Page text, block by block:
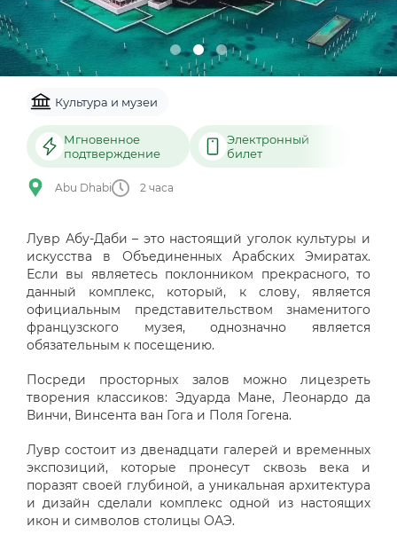
Культура и музеи
Мгновенное
подтверждение
Электронный
билет
Abu Dhabi 2 часа
Лувр Абу-Даби – это настоящий уголок культуры и
искусства в Объединенных Арабских Эмиратах.
Если вы являетесь поклонником прекрасного, то
данный комплекс, который, к слову, является
официальным представительством знаменитого
французского музея, однозначно является
обязательным к посещению.
Посреди просторных залов можно лицезреть
творения классиков: Эдуарда Мане, Леонардо да
Винчи, Винсента ван Гога и Поля Гогена.
Лувр состоит из двенадцати галерей и временных
экспозиций, которые пронесут сквозь века и
поразят своей глубиной, а уникальная архитектура
и дизайн сделали комплекс одной из настоящих
икон и символов столицы ОАЭ.
Парк развлечений Популярно с детьми
Небо